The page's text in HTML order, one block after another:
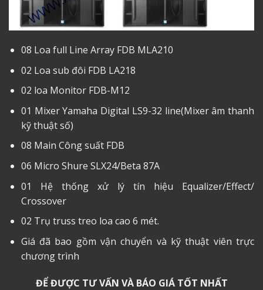
08 Loa full Line Array FDB MLA210
02 Loa sub đôi FDB LA218
02 loa Monitor FDB-M12
01 Mixer Yamaha Digital LS9-32 line(Mixer âm thanh
kỹ thuật số)
08 Main Công suất FDB
06 Micro Shure SLX24/Beta 87A
01 Hệ thống xử lý tín hiệu Equalizer/Effect/
Crossover
02 Trụ truss treo loa cao 6 mét.
Giá đã bao gồm vận chuyển và kỹ thuật viên trực
chương trình
ĐỂ ĐƯỢC TƯ VẤN VÀ BÁO GIÁ TỐT NHẤT